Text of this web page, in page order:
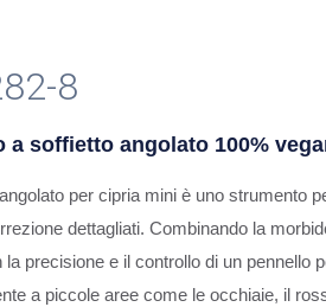
8
a soffietto angolato 100%
per cipria mini è uno strumento
dettagliati. Combinando la
la precisione e il controllo di un pennello
a piccole aree come le occhiaie, il